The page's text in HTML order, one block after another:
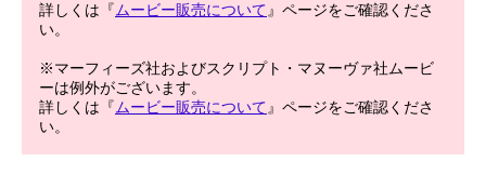
詳しくは『 ムービー販売について 』ページをご確認くださ
い。
※マーフィーズ社およびスクリプト・マヌーヴァ社ムービ
ーは例外がございます。
詳しくは『 ムービー販売について 』ページをご確認くださ
い。